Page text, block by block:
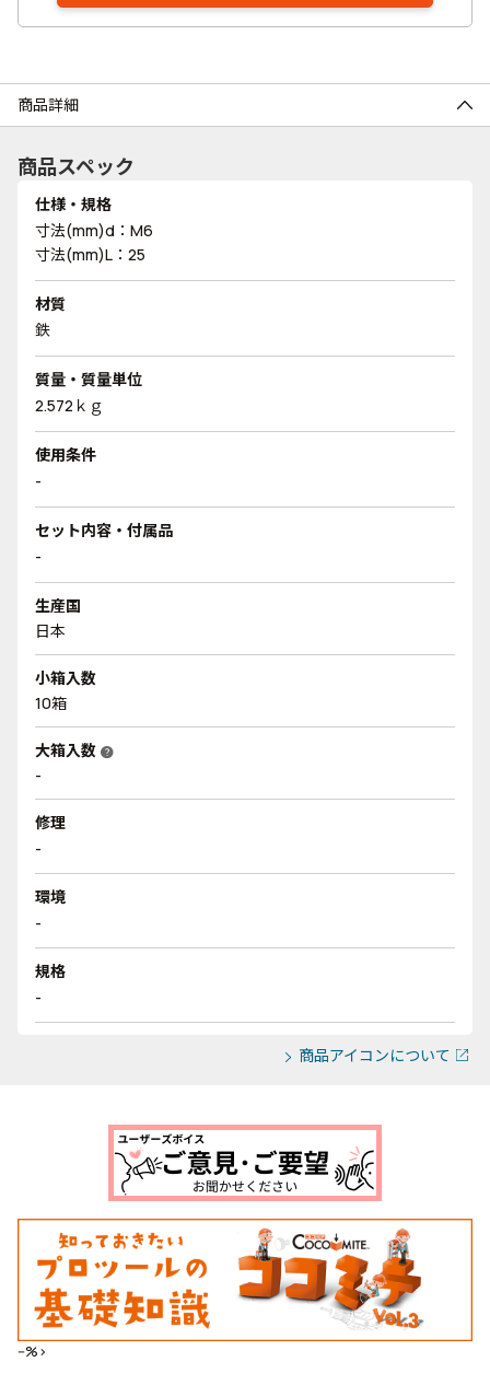
商品詳細
商品スペック
仕様・規格
寸法(mm)d：M6
寸法(mm)L：25
材質
鉄
質量・質量単位
2.572ｋｇ
使用条件
-
セット内容・付属品
-
生産国
日本
小箱入数
10箱
大箱入数 help
-
修理
-
環境
-
規格
-
商品アイコンについて
--%>